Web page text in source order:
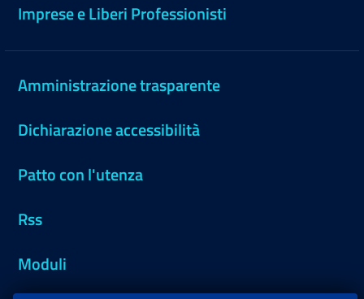
Imprese e Liberi Professionisti
Amministrazione trasparente
Dichiarazione accessibilità
Patto con l'utenza
Rss
Moduli